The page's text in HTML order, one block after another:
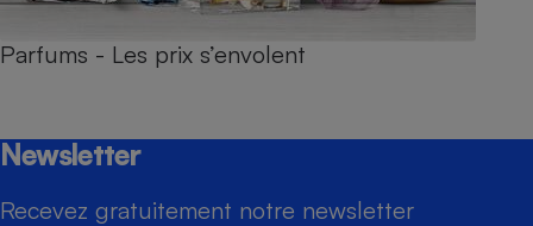
Parfums - Les prix s’envolent
Newsletter
Recevez gratuitement notre newsletter